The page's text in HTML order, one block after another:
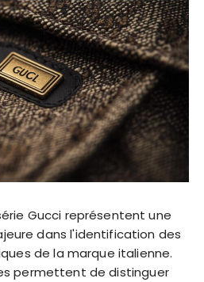
Gucci représentent une
dans l'identification des
de la marque italienne.
permettent de distinguer